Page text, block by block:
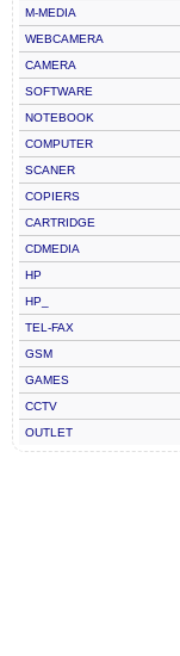
M-MEDIA
WEBCAMERA
CAMERA
SOFTWARE
NOTEBOOK
COMPUTER
SCANER
COPIERS
CARTRIDGE
CDMEDIA
HP
HP_
TEL-FAX
GSM
GAMES
CCTV
OUTLET